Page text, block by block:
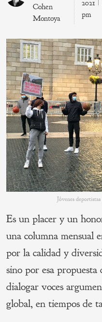
Cohen
Montoya
2021
pm
Jóvenes
Es un placer y un
una columna mensual
por la calidad y
sino por esa
dialogar voces
global, en tiempos de